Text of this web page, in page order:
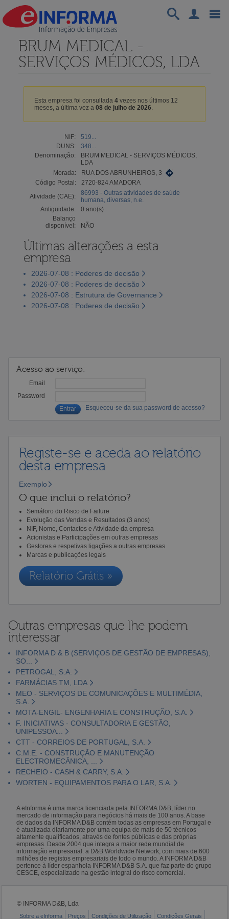
BRUM MEDICAL -
SERVIÇOS MÉDICOS, LDA
Esta empresa foi consultada 4vezes nos últimos 12
meses, a última vez a 08 de julho de 2026.
NIF:
519...
DUNS:
348...
Denominação:
BRUM MEDICAL - SERVIÇOS MÉDICOS,
LDA
Morada:
RUA DOS ABRUNHEIROS, 3
Código Postal:
2720-824 AMADORA
Atividade (CAE):
86993 - Outras atividades de saúde
humana, diversas, n.e.
Antiguidade:
0 ano(s)
Balanço
disponível:
NÃO
Últimas alterações a esta
empresa
2026-07-08 : Poderes de decisão
2026-07-08 : Poderes de decisão
2026-07-08 : Estrutura de Governance
2026-07-08 : Poderes de decisão
Acesso ao serviço:
Email
Password
Esqueceu-se da sua password de acesso?
Registe-se e aceda ao relatório
desta empresa
Exemplo
O que inclui o relatório?
Semáforo do Risco de Failure
Evolução das Vendas e Resultados (3 anos)
NIF, Nome, Contactos e Atividade da empresa
Acionistas e Participações em outras empresas
Gestores e respetivas ligações a outras empresas
Marcas e publicações legais
Relatório Grátis »
Outras empresas que lhe podem
interessar
INFORMA D & B (SERVIÇOS DE GESTÃO DE EMPRESAS),
SO...
PETROGAL, S.A.
FARMÁCIAS TM, LDA
MEO - SERVIÇOS DE COMUNICAÇÕES E MULTIMÉDIA,
S.A.
MOTA-ENGIL- ENGENHARIA E CONSTRUÇÃO, S.A.
F. INICIATIVAS - CONSULTADORIA E GESTÃO,
UNIPESSOA...
CTT - CORREIOS DE PORTUGAL, S.A.
C.M.E. - CONSTRUÇÃO E MANUTENÇÃO
ELECTROMECÂNICA, ...
RECHEIO - CASH & CARRY, S.A.
WORTEN - EQUIPAMENTOS PARA O LAR, S.A.
A eInforma é uma marca licenciada pela INFORMA D&B, líder no
mercado de informação para negócios há mais de 100 anos. A base
de dados da INFORMA D&B contém todas as empresas em Portugal e
é atualizada diariamente por uma equipa de mais de 50 técnicos
altamente qualificados, através de fontes públicas e das próprias
empresas. Desde 2004 que integra a maior rede mundial de
informação empresarial: a D&B Worldwide Network, com mais de 600
milhões de registos empresariais de todo o mundo. A INFORMA D&B
pertence à líder espanhola INFORMA D&B S.A. que faz parte do grupo
CESCE, especializado na gestão integral do risco comercial.
© INFORMA D&B, Lda
Sobre a eInforma Preços Condições de Utilização Condições Gerais